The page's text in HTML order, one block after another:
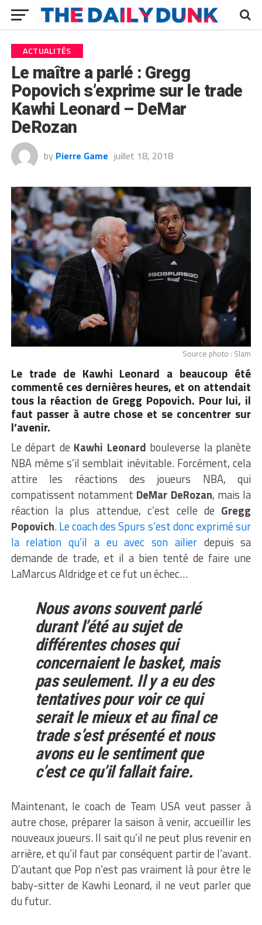
ACTUALITÉS
Le maître a parlé : Gregg
Popovich s’exprime sur le trade
Kawhi Leonard – DeMar
DeRozan
by Pierre Game juillet 18, 2018
Source photo : Slam
Le trade de Kawhi Leonard a beaucoup été
commenté ces dernières heures, et on attendait
tous la réaction de Gregg Popovich. Pour lui, il
faut passer à autre chose et se concentrer sur
l’avenir.
Le départ de Kawhi Leonard bouleverse la planète
NBA même s’il semblait inévitable. Forcément, cela
attire les réactions des joueurs NBA, qui
compatissent notamment DeMar DeRozan, mais la
réaction la plus attendue, c’est celle de Gregg
Popovich.Le coach des Spurs s’est donc exprimé sur
la relation qu’il a eu avec son ailierdepuis sa
demande de trade, et il a bien tenté de faire une
LaMarcus Aldridge et ce fut un échec…
Nous avons souvent parlé
durant l’été au sujet de
différentes choses qui
concernaient le basket, mais
pas seulement. Il y a eu des
tentatives pour voir ce qui
serait le mieux et au final ce
trade s’est présenté et nous
avons eu le sentiment que
c’est ce qu’il fallait faire.
Maintenant, le coach de Team USA veut passer à
autre chose, préparer la saison à venir, accueillir les
nouveaux joueurs. Il sait qu’il ne peut plus revenir en
arrière, et qu’il faut par conséquent partir de l’avant.
D’autant que Pop n’est pas vraiment là pour être le
baby-sitter de Kawhi Leonard, il ne veut parler que
du futur.